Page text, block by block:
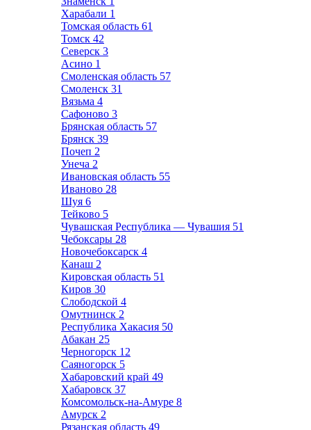
Харабали 1
Томская область 61
Томск 42
Северск 3
Асино 1
Смоленская область 57
Смоленск 31
Вязьма 4
Сафоново 3
Брянская область 57
Брянск 39
Почеп 2
Унеча 2
Ивановская область 55
Иваново 28
Шуя 6
Тейково 5
Чувашская Республика — Чувашия 51
Чебоксары 28
Новочебоксарск 4
Канаш 2
Кировская область 51
Киров 30
Слободской 4
Омутнинск 2
Республика Хакасия 50
Абакан 25
Черногорск 12
Саяногорск 5
Хабаровский край 49
Хабаровск 37
Комсомольск-на-Амуре 8
Амурск 2
Рязанская область 49